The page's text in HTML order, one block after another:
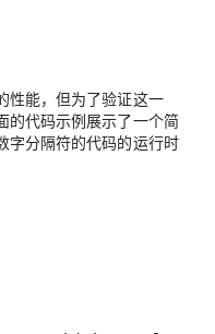
性能，但为了验证这一
的代码示例展示了一个简
字分隔符的代码的运行时